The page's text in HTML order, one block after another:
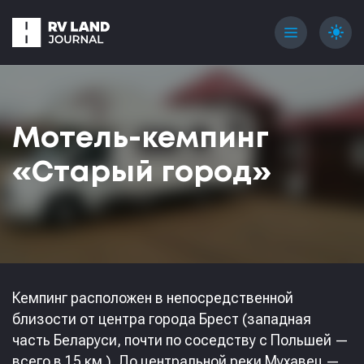
menu light_mode
Мотель-кемпинг
«Старый город»
Кемпинг расположен в непосредственной
близости от центра города Брест (западная
часть Беларуси, почти по соседству с Польшей —